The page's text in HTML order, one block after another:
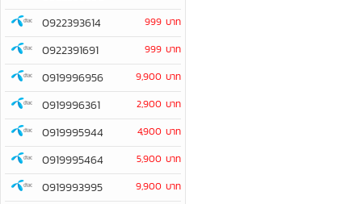
0922393614 999 บาท
0922391691 999 บาท
0919996956 9,900 บาท
0919996361 2,900 บาท
0919995944 4,900 บาท
0919995464 5,900 บาท
0919993995 9,900 บาท